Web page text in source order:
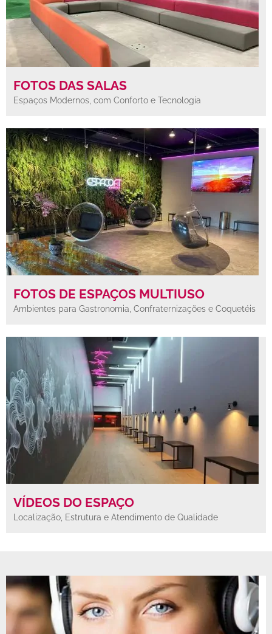
FOTOS DAS SALAS
Espaços Modernos, com Conforto e Tecnologia
FOTOS DE ESPAÇOS MULTIUSO
Ambientes para Gastronomia, Confraternizações e Coquetéis
VÍDEOS DO ESPAÇO
Localização, Estrutura e Atendimento de Qualidade